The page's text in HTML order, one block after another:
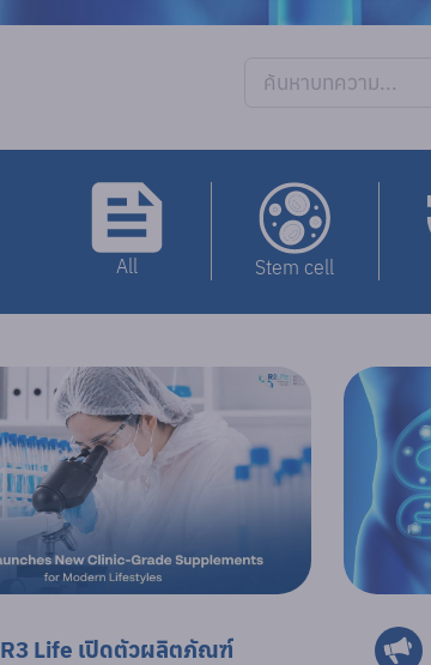
All Stem cell
R3 Life เปิดตัวผลิตภัณฑ์